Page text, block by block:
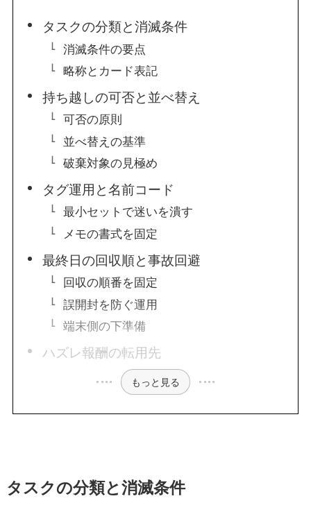
タスクの分類と消滅条件
消滅条件の要点
略称とカード表記
持ち越しの可否と並べ替え
可否の原則
並べ替えの基準
破棄対象の見極め
タグ運用と名前コード
最小セットで迷いを潰す
メモの書式を固定
最終日の回収順と事故回避
回収の順番を固定
誤開封を防ぐ運用
端末側の下準備
ハズレ報酬の転用先
もっと見る
タスクの分類と消滅条件